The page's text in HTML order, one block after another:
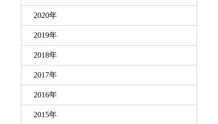
2020年
2019年
2018年
2017年
2016年
2015年